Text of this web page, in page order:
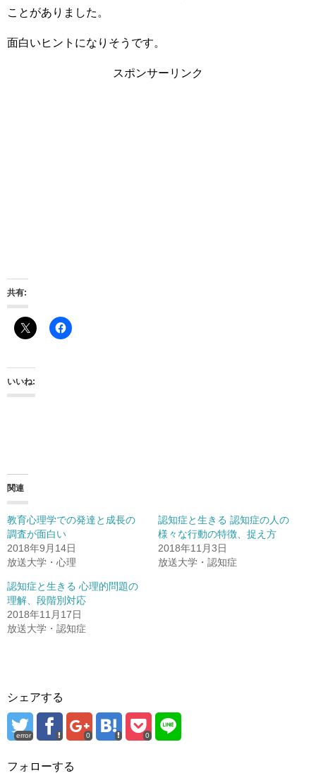
ことがありました。
面白いヒントになりそうです。
スポンサーリンク
共有:
いいね:
関連
教育心理学での発達と成長の
調査が面白い
2018年9月14日
放送大学・心理
認知症と生きる 認知症の人の
様々な行動の特徴、捉え方
2018年11月3日
放送大学・認知症
認知症と生きる 心理的問題の
理解、段階別対応
2018年11月17日
放送大学・認知症
シェアする
error 0 0
フォローする